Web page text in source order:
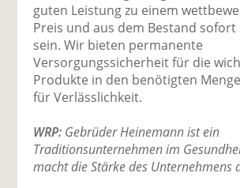
guten Leistung zu einem
Preis und aus dem Bestand
sein. Wir bieten permanente
Versorgungssicherheit für die
Produkte in den benötigten
für Verlässlichkeit.
WRP: Gebrüder Heinemann ist ein
Traditionsunternehmen im
macht die Stärke des Unternehmens